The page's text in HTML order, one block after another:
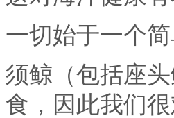
一切始于一个
须鲸（包括座
食，因此我们